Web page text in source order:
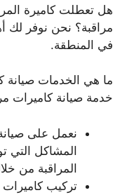
هل تعطلت كاميرة
مراقبة؟ نحن نوفر لك
في المنطقة.
ما هي الخدمات صيانة
خدمة صيانة كاميرات
نعمل على
المشاكل التي
المراقبة من
تركيب